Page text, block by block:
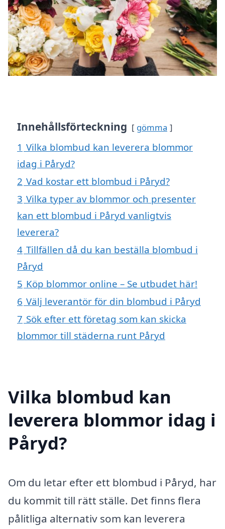
Innehållsförteckning gömma
1 Vilka blombud kan leverera blommor
idag i Påryd?
2 Vad kostar ett blombud i Påryd?
3 Vilka typer av blommor och presenter
kan ett blombud i Påryd vanligtvis
leverera?
4 Tillfällen då du kan beställa blombud i
Påryd
5 Köp blommor online – Se utbudet här!
6 Välj leverantör för din blombud i Påryd
7 Sök efter ett företag som kan skicka
blommor till städerna runt Påryd
Vilka blombud kan
leverera blommor idag i
Påryd?
Om du letar efter ett blombud i Påryd, har
du kommit till rätt ställe. Det finns flera
pålitliga alternativ som kan leverera